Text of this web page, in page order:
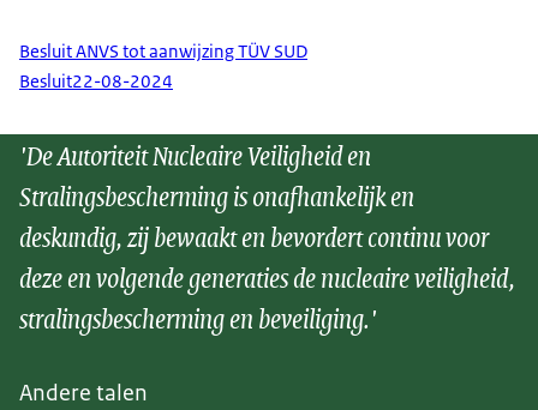
Besluit ANVS tot aanwijzing TÜV SUD
Besluit22-08-2024
'De Autoriteit Nucleaire Veiligheid en
Stralingsbescherming is onafhankelijk en
deskundig, zij bewaakt en bevordert continu voor
deze en volgende generaties de nucleaire veiligheid,
stralingsbescherming en beveiliging.'
Andere talen